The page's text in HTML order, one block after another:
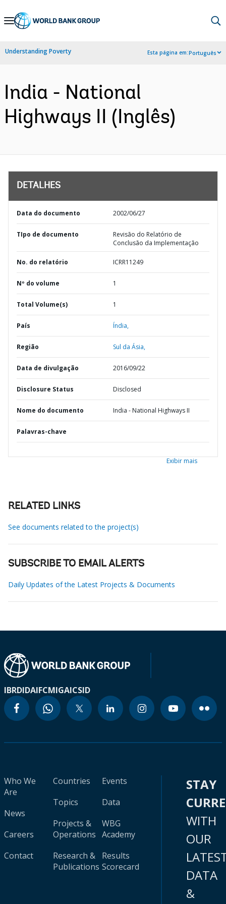
Skip
Navigation
Understanding Poverty Esta página em:Português
India - National
Highways II (Inglês)
DETALHES
Data do documento 2002/06/27
TIpo de documento
Revisão do Relatório de
Conclusão da Implementação
No. do relatório ICRR11249
Nº do volume 1
Total Volume(s) 1
País Índia,
Região Sul da Ásia,
Data de divulgação 2016/09/22
Disclosure Status Disclosed
Nome do documento India - National Highways II
Palavras-chave
Exibir mais
RELATED LINKS
See documents related to the project(s)
SUBSCRIBE TO EMAIL ALERTS
Daily Updates of the Latest Projects & Documents
IBRDIDAIFCMIGAICSID
Who We
Are
News
Careers
Contact
Countries
Topics
Projects &
Operations
Research &
Publications
Events
Data
WBG
Academy
Results
Scorecard
STAY
WITH
OUR
DATA
&